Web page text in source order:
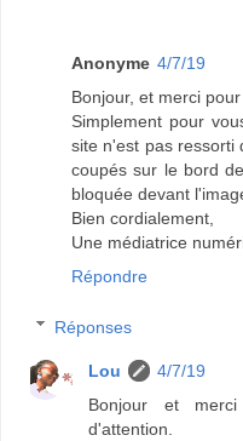
Anonyme 4/7/19
Bonjour, et merci
Simplement pour
site n'est pas ressorti
coupés sur le bord
bloquée devant
Bien cordialement,
Une médiatrice
Répondre
Réponses
Lou
4/7/19
Bonjour et
d'attention.